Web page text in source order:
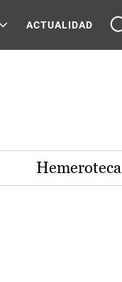
ACTUALIDAD
Hemeroteca